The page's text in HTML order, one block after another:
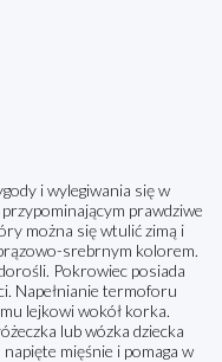
i wylegiwania się w
prawdziwe
można się wtulić zimą i
srebrnym kolorem.
Pokrowiec posiada
Napełnianie termoforu
lejkowi wokół korka.
lub wózka dziecka
mięśnie i pomaga w